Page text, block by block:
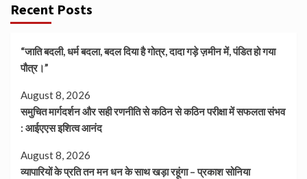
Recent Posts
“जाति बदली, धर्म बदला, बदल दिया है गोत्र, दादा गड़े ज़मीन में, पंडित हो गया
पौत्र।”
August 8, 2026
समुचित मार्गदर्शन और सही रणनीति से कठिन से कठिन परीक्षा में सफलता संभव
: आईएएस इशित्व आनंद
August 8, 2026
व्यापारियों के प्रति तन मन धन के साथ खड़ा रहूंगा – प्रकाश सोनिया